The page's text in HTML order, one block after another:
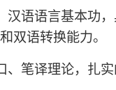
汉语语言基本功
双语转换能力。
、笔译理论，扎